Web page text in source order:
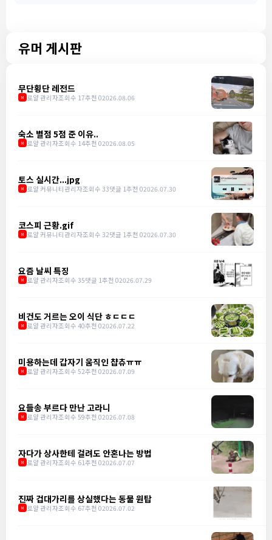
유머 게시판
무단횡단 레전드
M 로얄 관리자조회수 17추천 02026.08.06
숙소 별점 5점 준 이유..
M 로얄 관리자조회수 14추천 02026.08.05
토스 실시간...jpg
M 로얄 커뮤니티관리자조회수 33댓글 1추천 02026.07.30
코스피 근황.gif
M 로얄 커뮤니티관리자조회수 32댓글 1추천 02026.07.30
요즘 날씨 특징
M 로얄 관리자조회수 35댓글 1추천 02026.07.29
비건도 거르는 오이 식단 ㅎㄷㄷㄷ
M 로얄 관리자조회수 40추천 02026.07.22
미용하는데 갑자기 움직인 챱츄ㅠㅠ
M 로얄 관리자조회수 52추천 02026.07.09
요들송 부르다 만난 고라니
M 로얄 관리자조회수 59추천 02026.07.08
자다가 상사한테 걸려도 안혼나는 방법
M 로얄 관리자조회수 61추천 02026.07.07
진짜 겁대가리를 상실했다는 동물 원탑
M 로얄 관리자조회수 67추천 02026.07.02